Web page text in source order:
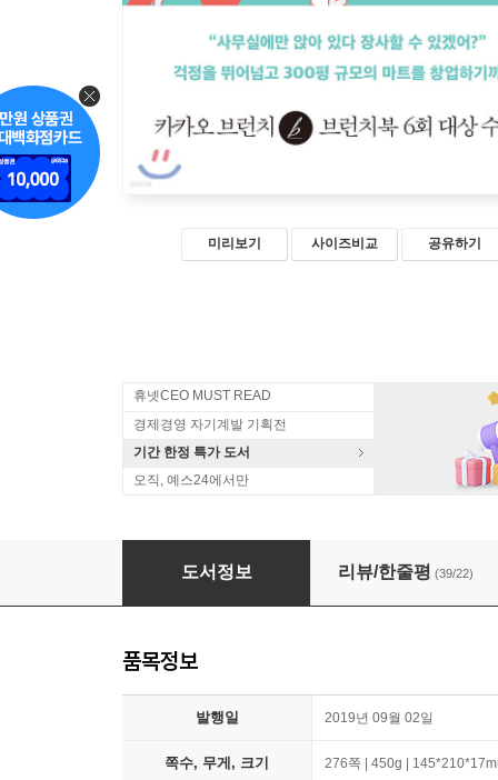
미리보기 사이즈비교 공유하기
휴넷CEO MUST READ
경제경영 자기계발 기획전
기간 한정 특가 도서
오직, 예스24에서만
이렇게 된 이상 마트로 간다
도서정보 리뷰/한줄평 (39/22)
품목정보
발행일 2019년 09월 02일
쪽수, 무게, 크기 276쪽 | 450g |